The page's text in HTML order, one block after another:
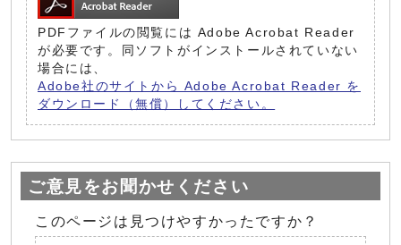
PDFファイルの閲覧には Adobe Acrobat Reader
が必要です。同ソフトがインストールされていない
場合には、
Adobe社のサイトから Adobe Acrobat Reader を
ダウンロード（無償）してください。
ご意見をお聞かせください
このページは見つけやすかったですか？